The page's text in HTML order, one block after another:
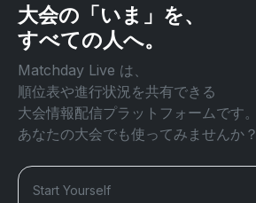
大会の「いま」を、
すべての人へ。
Matchday Live は、
順位表や進行状況を共有できる
大会情報配信プラットフォームです。
あなたの大会でも使ってみませんか？
Start Yourself